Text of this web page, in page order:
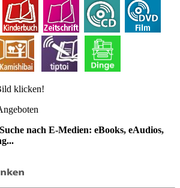
klicken!
nach E-Medien: eBooks, eAudios,